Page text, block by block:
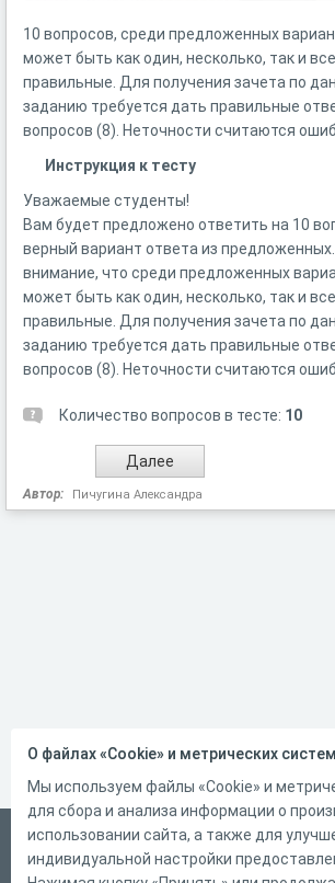
10 вопросов, среди предложенных
может быть как один, несколько, так и
правильные. Для получения зачета по
заданию требуется дать правильные
вопросов (8). Неточности считаются
Инструкция к тесту
Уважаемые студенты!
Вам будет предложено ответить на 10
верный вариант ответа из
внимание, что среди предложенных
может быть как один, несколько, так и
правильные. Для получения зачета по
заданию требуется дать правильные
вопросов (8). Неточности считаются
Количество вопросов в тесте: 10
Автор: Пичугина Александра
Русский
Справка
О файлах «Cookie» и метрических
Мы используем файлы «Cookie» и
для сбора и анализа информации о
использовании сайта, а также для
индивидуальной настройки